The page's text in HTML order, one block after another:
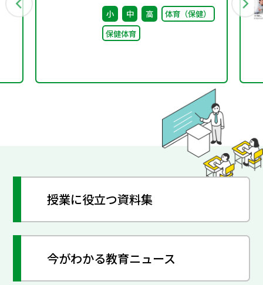
後修正
小 中 高
体育（保健）
保健体育
授業に役立つ資料集
今がわかる教育ニュース